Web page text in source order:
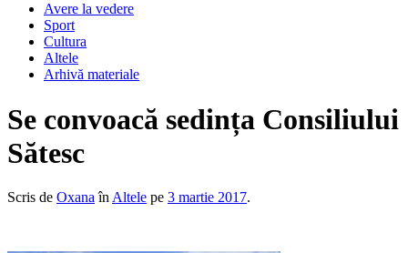
Avere la vedere
Sport
Cultura
Altele
Arhivă materiale
Se convoacă sedința Consiliului
Sătesc
Scris de Oxana în Altele pe 3 martie 2017.